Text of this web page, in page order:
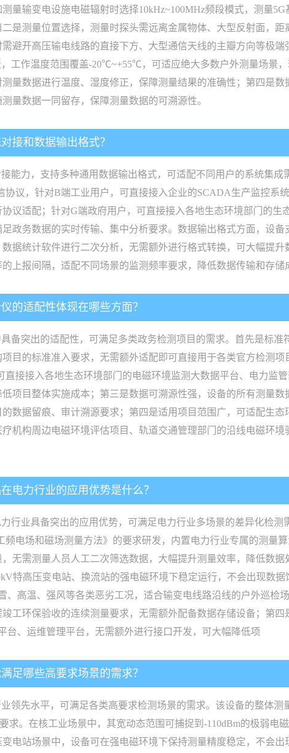
量输变电设施电磁辐射时选择10kHz~100MHz频段模式，测量
是测量位置选择，测量时探头需远离金属物体、大型反射面，距
避开高压输电线路的直接下方、大型通信天线的主瓣方向等极
工作温度范围覆盖-20℃~+55℃，可适应绝大多数户外测量场景
量数据进行温度、湿度修正，保障测量结果的准确性；第四是
量数据一同留存，保障测量数据的可溯源性。
接和数据输出格式？
能力，支持多种通用数据输出格式，可适配不同用户的系统集成
协议，针对B端工业用户，可直接接入企业的SCADA生产监控系
议适配；针对G端政府用户，可直接接入各地生态环境部门的
政务数据的实时传输、集中分析要求。数据输出格式方面，设备
据统计软件进行二次分析，无需额外进行格式转换，可大幅提
上报间隔，适配不同场景的监测频率要求，降低数据传输和存储
的适配性体现在哪些方面？
备突出的适配性，可满足多类政务检测项目的需求。首先是标准
目的标准准入要求，无需额外适配即可直接用于各类官方检测
直接接入各地生态环境部门的电磁环境监测大数据平台、电力监
项目整体实施成本；第三是数据可溯源性强，设备的所有测量
数据留痕、审计溯源要求；第四是适用项目范围广，可适配生态
机构周边电磁环境评估项目、轨道交通管理部门的沿线电磁环
电力行业的应用优势是什么？
行业具备突出的应用优势，可满足电力行业多场景的差异化检
频电场和磁场测量方法》的要求研发，内置电力行业专属的测量
无需测量人员人工二次筛选数据，大幅提升测量效率，降低数
特高压变电站、换流站的强电磁环境下稳定运行，不会出现数
、高温、强风等各类恶劣工况，适合输变电线路沿线的户外巡检
工环保验收的连续测量要求，无需额外配备数据存储设备；第
台、运维管理平台，无需额外进行接口开发，可大幅降低项
足哪些高要求场景的需求？
领先水平，可满足各类高要求检测场景的需求。该设备的整体测
求。在核工业场景中，其宽动态范围可捕捉到-110dBm的极弱电
电站场景中，设备可在强电磁环境下保持测量精度稳定，不会